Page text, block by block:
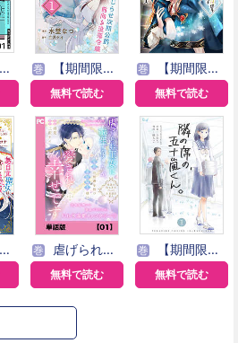
巻 【期間限定無料】「きみを愛する気はない」と言った次期公爵様がなぜか溺愛してきます（単話版）
無料で読む
巻 【期間限定無料】バッドエンド目前のヒロインに転生した私、今世では恋愛するつもりがチートな兄が離してくれません!?@COMIC
無料で読む
巻 虐げられ王女に転生しましたが、竜神の加護を持つ最強騎士様に愛されて幸せです（コミック）【単話版】
無料で読む
巻 【期間限定 無料お試し版】隣の席の、五十嵐くん。
無料で読む